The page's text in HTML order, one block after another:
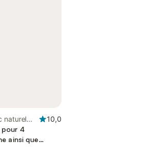
naturel
10,0
pour 4
ainsi que